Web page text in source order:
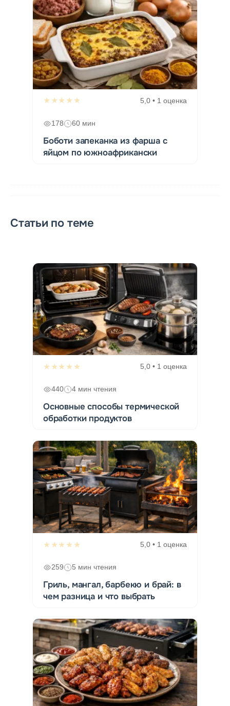
★★★★★ 5,0 • 1 оценка
178 60 мин
Боботи запеканка из фарша с
яйцом по южноафрикански
Статьи по теме
★★★★★ 5,0 • 1 оценка
440 4 мин чтения
Основные способы термической
обработки продуктов
★★★★★ 5,0 • 1 оценка
259 5 мин чтения
Гриль, мангал, барбекю и брай: в
чем разница и что выбрать